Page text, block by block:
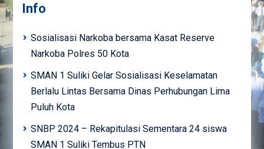
Info
Sosialisasi Narkoba bersama Kasat Reserve
Narkoba Polres 50 Kota
SMAN 1 Suliki Gelar Sosialisasi Keselamatan
Berlalu Lintas Bersama Dinas Perhubungan Lima
Puluh Kota
SNBP 2024 – Rekapitulasi Sementara 24 siswa
SMAN 1 Suliki Tembus PTN